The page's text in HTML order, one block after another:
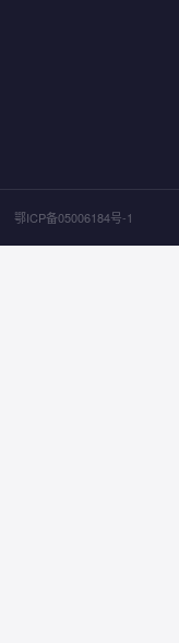
鄂ICP备05006184号-1